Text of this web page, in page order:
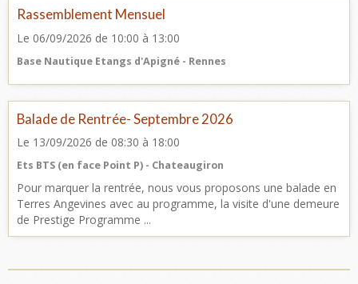
Rassemblement Mensuel
Le 06/09/2026 de 10:00 à 13:00
Base Nautique Etangs d'Apigné - Rennes
Balade de Rentrée- Septembre 2026
Le 13/09/2026 de 08:30 à 18:00
Ets BTS (en face Point P) - Chateaugiron
Pour marquer la rentrée, nous vous proposons une balade en
Terres Angevines avec au programme, la visite d'une demeure
de Prestige Programme ...